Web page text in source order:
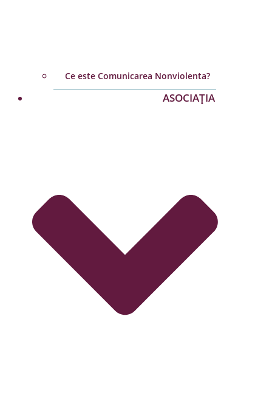
Ce este Comunicarea Nonviolenta?
ASOCIAȚIA